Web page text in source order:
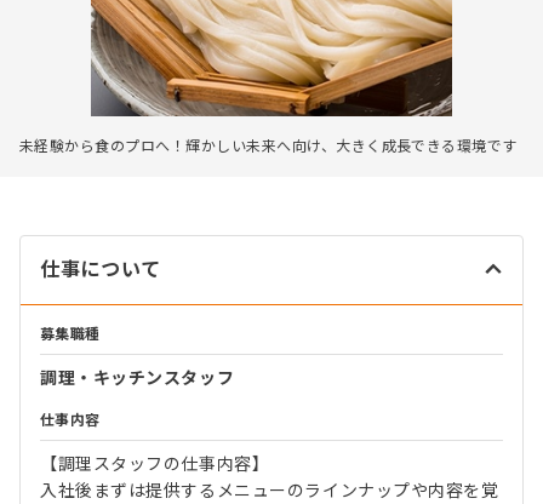
未経験から食のプロへ！輝かしい未来へ向け、大きく成長できる環境です
仕事について
募集職種
調理・キッチンスタッフ
仕事内容
【調理スタッフの仕事内容】
入社後まずは提供するメニューのラインナップや内容を覚